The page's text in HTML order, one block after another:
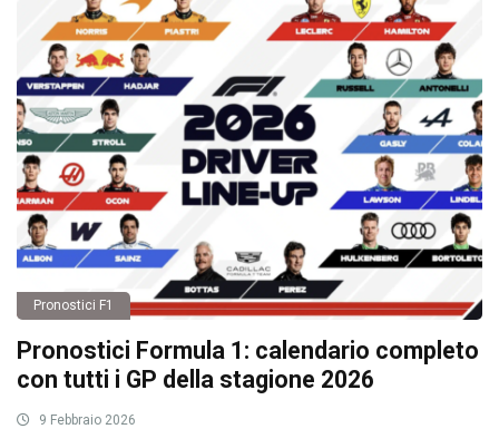
Pronostici F1
Pronostici Formula 1: calendario completo
con tutti i GP della stagione 2026
9 Febbraio 2026